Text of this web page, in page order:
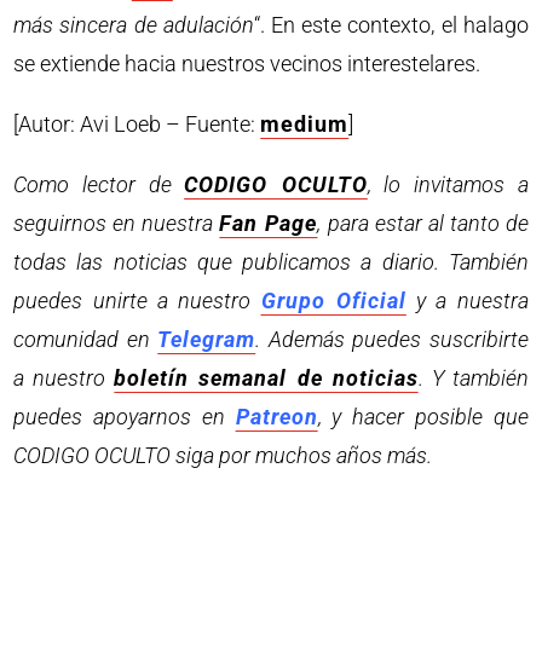
más sincera de adulación“. En este contexto, el halago
se extiende hacia nuestros vecinos interestelares.
[Autor: Avi Loeb – Fuente: medium
Como lector deCODIGO OCULTO, lo invitamos a
seguirnos en nuestraFan Page, para estar al tanto de
todas las noticias que publicamos a diario. También
puedes unirte a nuestro Grupo Oficial y a nuestra
comunidad en Telegram. Además puedes suscribirte
a nuestroboletín semanal de noticias. Y también
puedes apoyarnos en Patreon, y hacer posible que
CODIGO OCULTO siga por muchos años más.